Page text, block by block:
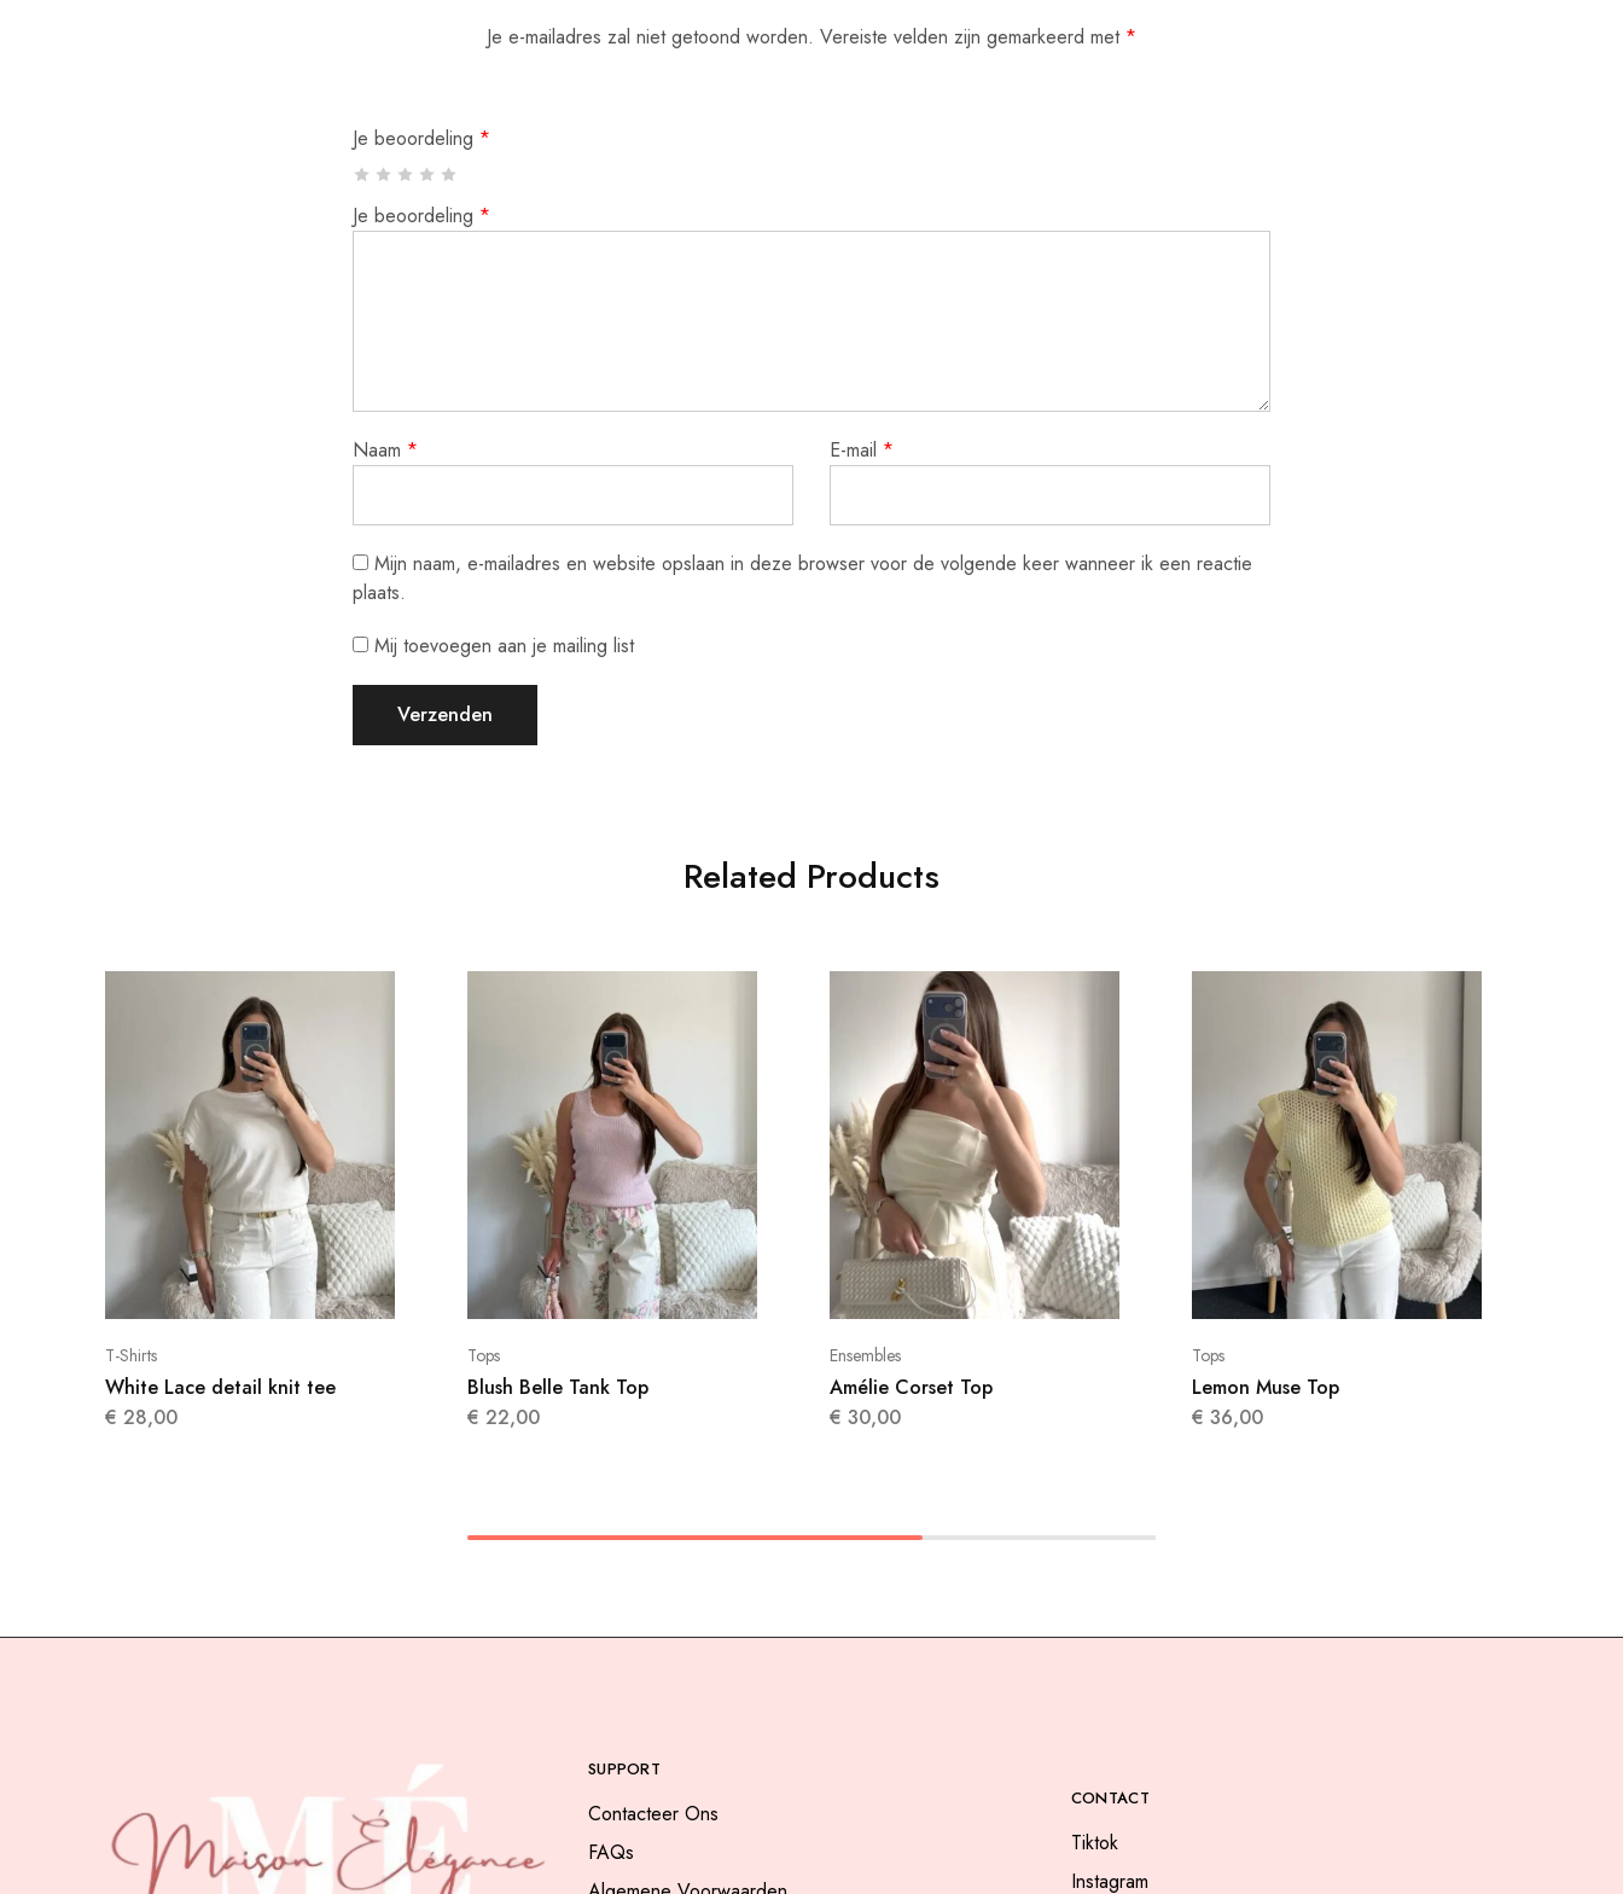
Je e-mailadres zal niet getoond worden. Vereiste velden zijn gemarkeerd met *
Je beoordeling *
Je beoordeling *
Naam * E-mail *
Mijn naam, e-mailadres en website opslaan in deze browser voor de volgende keer wanneer ik een reactie
plaats.
Mij toevoegen aan je mailing list
Related Products
T-Shirts
White Lace detail knit tee
€ 28,00
Tops
Blush Belle Tank Top
€ 22,00
Ensembles
Amélie Corset Top
€ 30,00
Tops
Lemon Muse Top
€ 36,00
SUPPORT
Contacteer Ons
FAQs
CONTACT
Tiktok
Instagram